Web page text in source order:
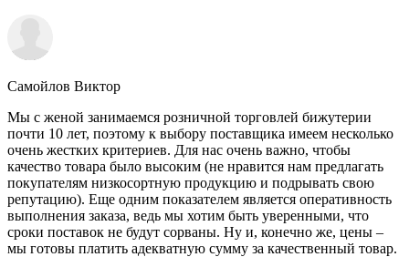
Самойлов Виктор
Мы с женой занимаемся розничной торговлей бижутерии
почти 10 лет, поэтому к выбору поставщика имеем несколько
очень жестких критериев. Для нас очень важно, чтобы
качество товара было высоким (не нравится нам предлагать
покупателям низкосортную продукцию и подрывать свою
репутацию). Еще одним показателем является оперативность
выполнения заказа, ведь мы хотим быть уверенными, что
сроки поставок не будут сорваны. Ну и, конечно же, цены –
мы готовы платить адекватную сумму за качественный товар.